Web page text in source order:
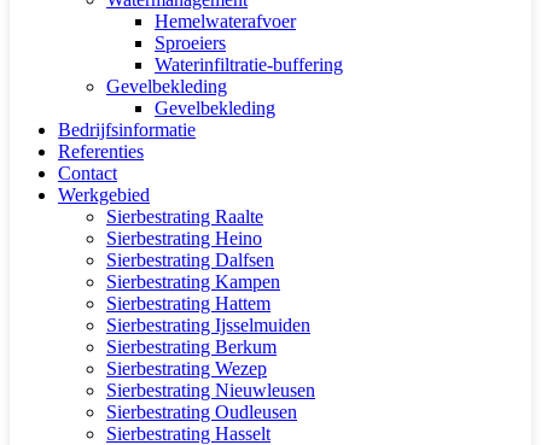
Hemelwaterafvoer
Sproeiers
Waterinfiltratie-buffering
Gevelbekleding
Gevelbekleding
Bedrijfsinformatie
Referenties
Contact
Werkgebied
Sierbestrating Raalte
Sierbestrating Heino
Sierbestrating Dalfsen
Sierbestrating Kampen
Sierbestrating Hattem
Sierbestrating Ijsselmuiden
Sierbestrating Berkum
Sierbestrating Wezep
Sierbestrating Nieuwleusen
Sierbestrating Oudleusen
Sierbestrating Hasselt